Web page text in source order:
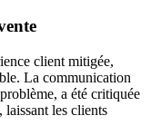
client mitigée,
La communication
a été critiquée
les clients